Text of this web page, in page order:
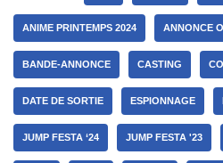
ANIME PRINTEMPS 2024 ANNONCE
BANDE-ANNONCE CASTING
DATE DE SORTIE ESPIONNAGE
JUMP FESTA ‘24 JUMP FESTA '23